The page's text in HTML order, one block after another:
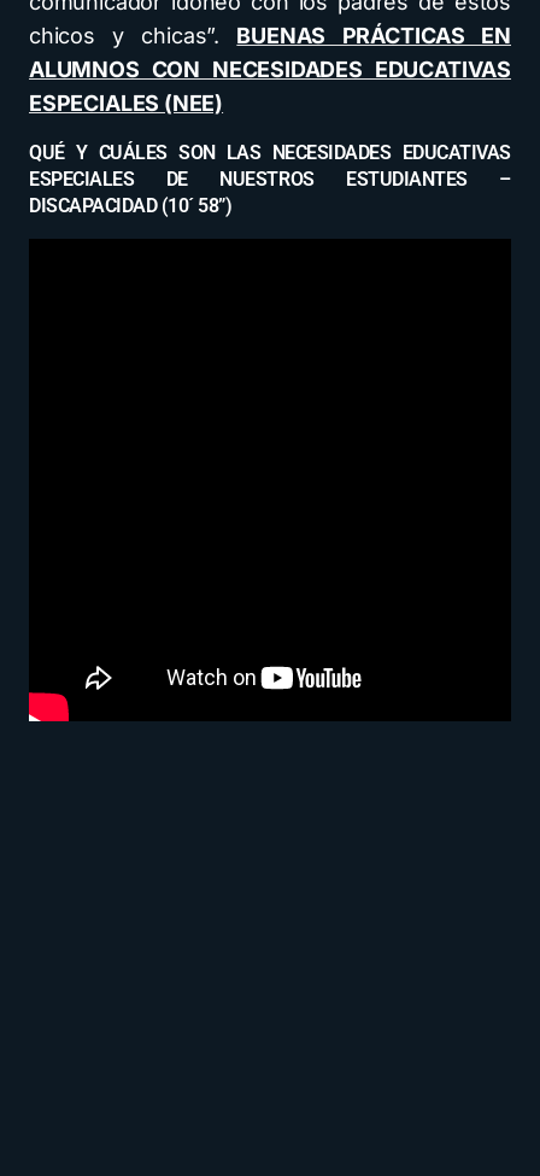
chicos y chicas”. BUENAS PRÁCTICAS EN
ALUMNOS CON NECESIDADES EDUCATIVAS
ESPECIALES (NEE)
QUÉ Y CUÁLES SON LAS NECESIDADES EDUCATIVAS
ESPECIALES DE NUESTROS ESTUDIANTES –
DISCAPACIDAD (10´ 58”)